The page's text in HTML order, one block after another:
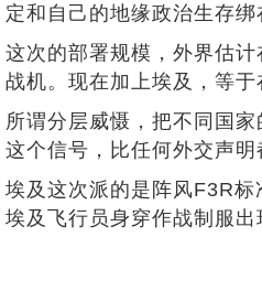
定和自己的地缘政治生存绑
这次的部署规模，外界估
战机。现在加上埃及，等于
所谓分层威慑，把不同国
这个信号，比任何外交声明
埃及这次派的是阵风F3R
埃及飞行员身穿作战制服